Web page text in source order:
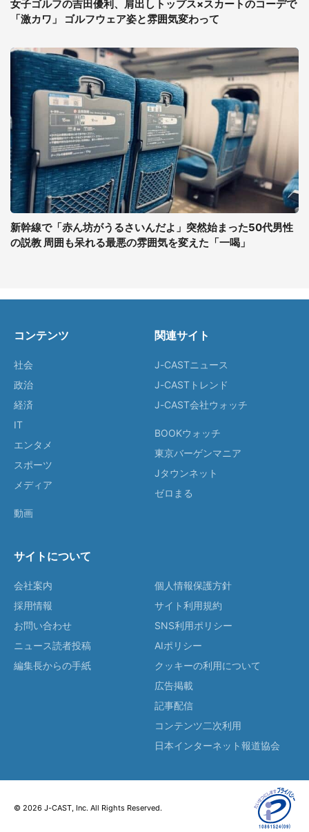
女子ゴルフの吉田優利、肩出しトップス×スカートのコーデで
「激カワ」 ゴルフウェア姿と雰囲気変わって
新幹線で「赤ん坊がうるさいんだよ」突然始まった50代男性
の説教 周囲も呆れる最悪の雰囲気を変えた「一喝」
コンテンツ
社会
政治
経済
IT
エンタメ
スポーツ
メディア
動画
関連サイト
J-CASTニュース
J-CASTトレンド
J-CAST会社ウォッチ
BOOKウォッチ
東京バーゲンマニア
Jタウンネット
ゼロまる
サイトについて
会社案内
採用情報
お問い合わせ
ニュース読者投稿
編集長からの手紙
個人情報保護方針
サイト利用規約
SNS利用ポリシー
AIポリシー
クッキーの利用について
広告掲載
記事配信
コンテンツ二次利用
日本インターネット報道協会
© 2026 J-CAST, Inc. All Rights Reserved.